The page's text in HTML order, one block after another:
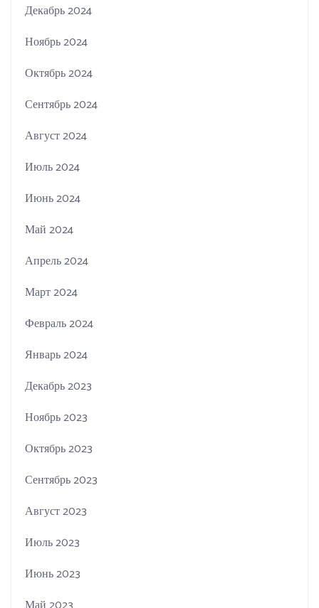
Декабрь 2024
Ноябрь 2024
Октябрь 2024
Сентябрь 2024
Август 2024
Июль 2024
Июнь 2024
Май 2024
Апрель 2024
Март 2024
Февраль 2024
Январь 2024
Декабрь 2023
Ноябрь 2023
Октябрь 2023
Сентябрь 2023
Август 2023
Июль 2023
Июнь 2023